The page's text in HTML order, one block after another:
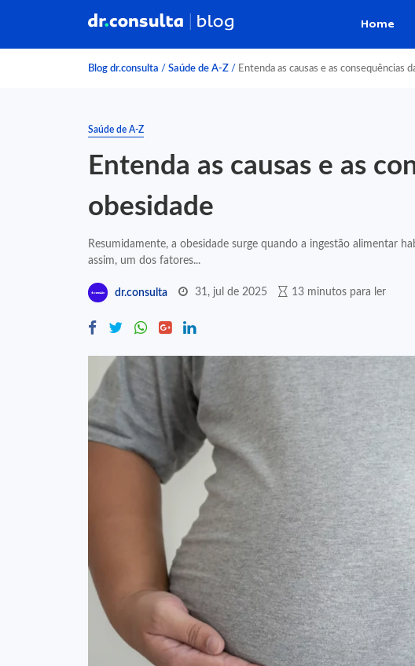
Home
Blog dr.consulta / Saúde de A-Z / Entenda as causas e as consequências
Saúde de A-Z
Entenda as causas e as
obesidade
Resumidamente, a obesidade surge quando a ingestão alimentar
assim, um dos fatores...
dr.consulta 31, jul de 2025 13 minutos para ler